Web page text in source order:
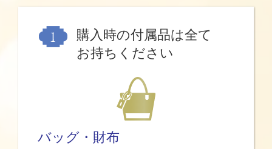
購入時の付属品は全て
お持ちください
バッグ・財布